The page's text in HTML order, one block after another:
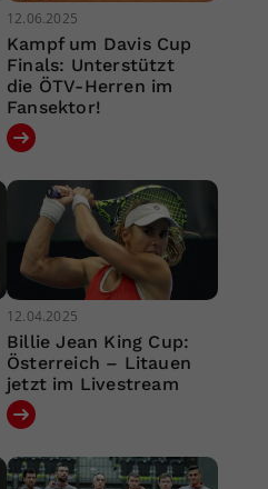
12.06.2025
Kampf um Davis Cup
Finals: Unterstützt
die ÖTV-Herren im
Fansektor!
12.04.2025
Billie Jean King Cup:
Österreich – Litauen
jetzt im Livestream